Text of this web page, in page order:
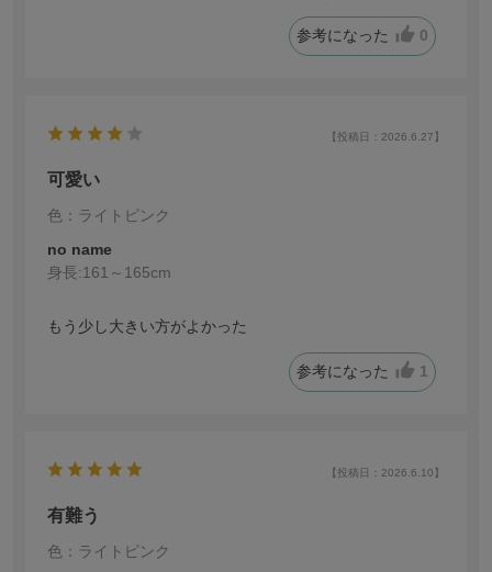
参考になった 0
【投稿日：2026.6.27】
可愛い
色：ライトピンク
no name
身長:161～165cm
もう少し大きい方がよかった
参考になった 1
【投稿日：2026.6.10】
有難う
色：ライトピンク